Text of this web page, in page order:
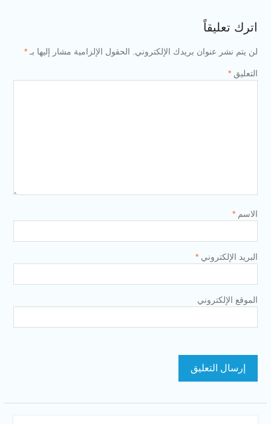
اترك تعليقاً
لن يتم نشر عنوان بريدك الإلكتروني. الحقول الإلزامية مشار إليها بـ *
التعليق *
الاسم *
البريد الإلكتروني *
الموقع الإلكتروني